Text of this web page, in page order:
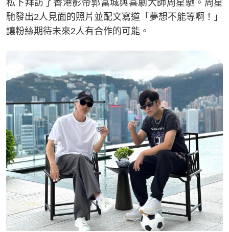
私下拜訪了香港影帝郭富城與喜劇大師周星馳。周星
馳發出2人見面的照片並配文寫道「夢想不能等啊！」
讓粉絲期待未來2人有合作的可能。